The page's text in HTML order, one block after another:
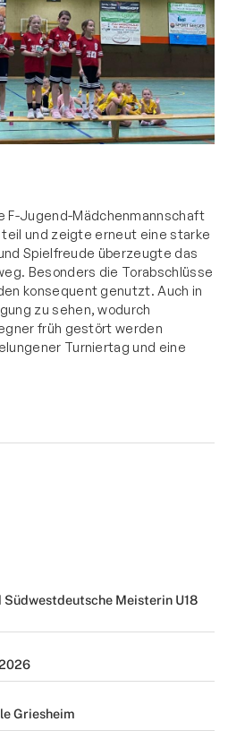
F-Jugend-Mädchenmannschaft
und zeigte erneut eine starke
Spielfreude überzeugte das
Besonders die Torabschlüsse
konsequent genutzt. Auch in
zu sehen, wodurch
früh gestört werden
Turniertag und eine
Südwestdeutsche Meisterin U18
Griesheim